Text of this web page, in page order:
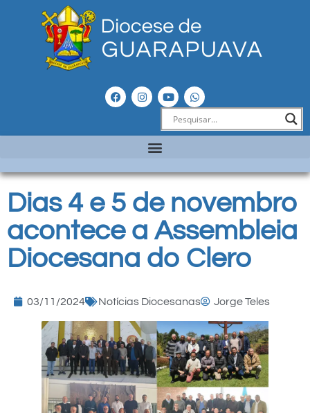
Dias 4 e 5 de novembro
acontece a Assembleia
Diocesana do Clero
03/11/2024 Notícias Diocesanas Jorge Teles